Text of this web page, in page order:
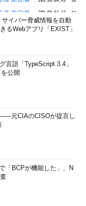
サイバー脅威情報を自動
るWebアプリ「EXIST」
言語「TypeScript 3.4」
公開
元CIAのCISOが提言し
「BCPが機能した」、N